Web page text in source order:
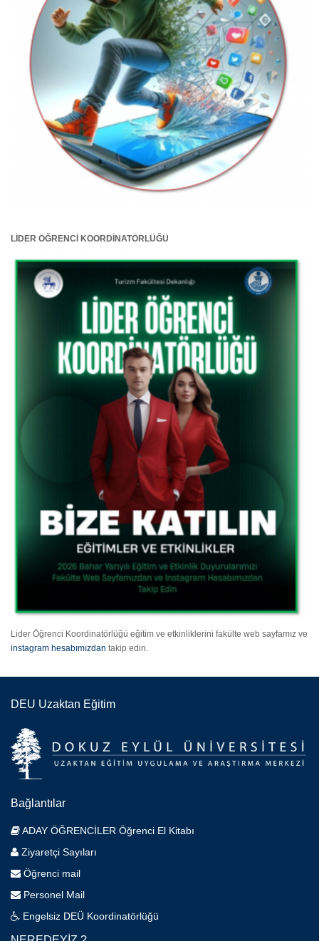
LİDER ÖĞRENCİ KOORDİNATÖRLÜĞÜ
Lider Öğrenci Koordinatörlüğü eğitim ve etkinliklerini fakülte web sayfamız ve
instagram hesabımızdan takip edin.
DEU Uzaktan Eğitim
Bağlantılar
ADAY ÖĞRENCİLER Öğrenci El Kitabı
Ziyaretçi Sayıları
Öğrenci mail
Personel Mail
Engelsiz DEÜ Koordinatörlüğü